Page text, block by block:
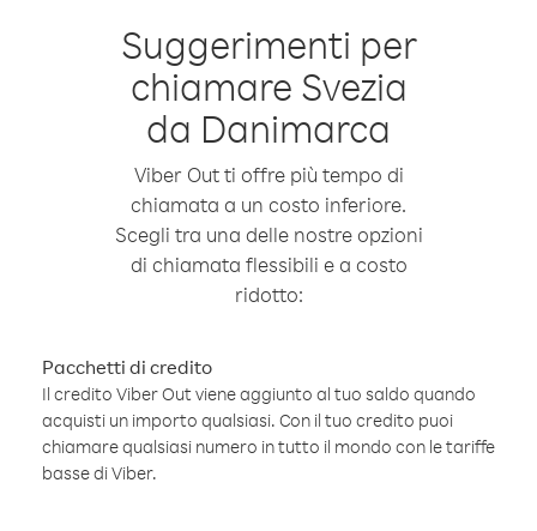
Suggerimenti per
chiamare Svezia
da Danimarca
Viber Out ti offre più tempo di
chiamata a un costo inferiore.
Scegli tra una delle nostre opzioni
di chiamata flessibili e a costo
ridotto:
Pacchetti di credito
Il credito Viber Out viene aggiunto al tuo saldo quando
acquisti un importo qualsiasi. Con il tuo credito puoi
chiamare qualsiasi numero in tutto il mondo con le tariffe
basse di Viber.